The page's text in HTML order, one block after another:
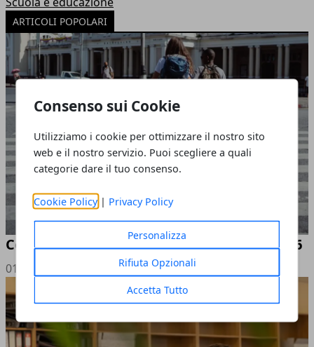
Consenso sui Cookie
Utilizziamo i cookie per ottimizzare il nostro sito
web e il nostro servizio. Puoi scegliere a quali
categorie dare il tuo consenso.
Cookie Policy | Privacy Policy
Personalizza
Rifiuta Opzionali
Accetta Tutto
ARTICOLI POPOLARI
Come diventare travel blogger: guida 2026
01/08/2026